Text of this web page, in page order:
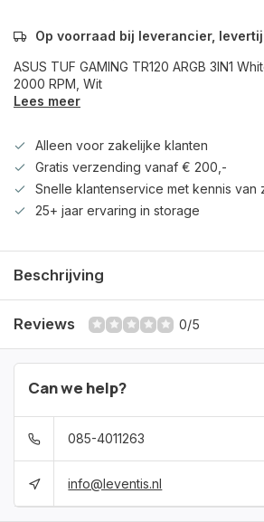
Op voorraad bij leverancier,
ASUS TUF GAMING TR120 ARGB 3IN1
2000 RPM, Wit
Lees meer
Alleen voor zakelijke klanten
Gratis verzending vanaf € 200,-
Snelle klantenservice met kennis van
25+ jaar ervaring in storage
Beschrijving
Reviews 0/5
Can we help?
085-4011263
info@leventis.nl